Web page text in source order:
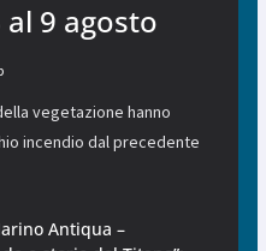
9 agosto
vegetazione hanno
incendio dal precedente
Antiqua –